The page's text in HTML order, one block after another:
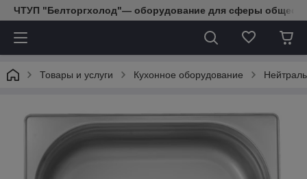
ЧТУП "Белторгхолод"— оборудование для сферы
Товары и услуги Кухонное оборудование